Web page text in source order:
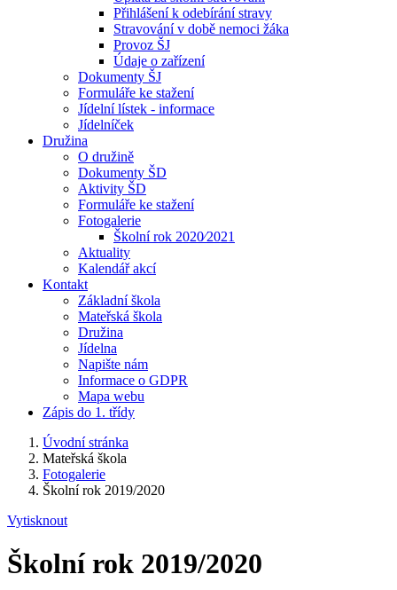
Přihlášení k odebírání stravy
Stravování v době nemoci žáka
Provoz ŠJ
Údaje o zařízení
Dokumenty ŠJ
Formuláře ke stažení
Jídelní lístek - informace
Jídelníček
Družina
O družině
Dokumenty ŠD
Aktivity ŠD
Formuláře ke stažení
Fotogalerie
Školní rok 2020⁄2021
Aktuality
Kalendář akcí
Kontakt
Základní škola
Mateřská škola
Družina
Jídelna
Napište nám
Informace o GDPR
Mapa webu
Zápis do 1. třídy
Úvodní stránka
Mateřská škola
Fotogalerie
Školní rok 2019/2020
Vytisknout
Školní rok 2019/2020